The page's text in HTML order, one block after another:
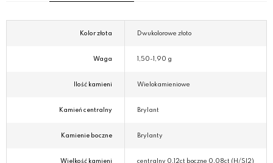
Kolor złota Dwukolorowe złoto
Waga 1,50-1,90 g
Ilość kamieni Wielokamieniowe
Kamień centralny Brylant
Kamienie boczne Brylanty
Wielkość kamieni centralny 0,12ct boczne 0,08ct (H/SI2)